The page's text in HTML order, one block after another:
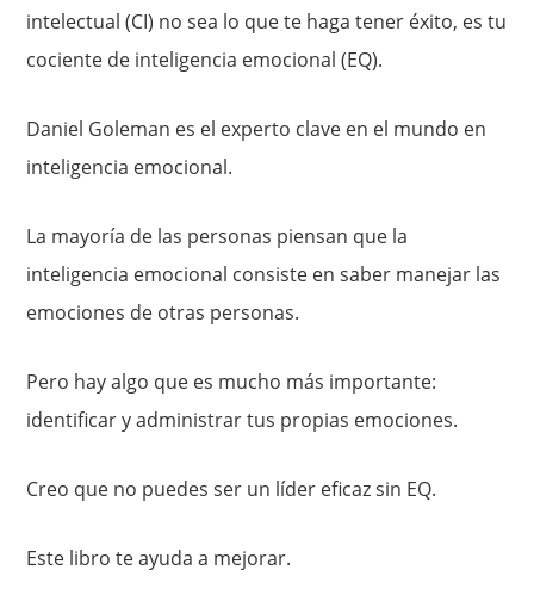
intelectual (CI) no sea lo que te haga tener éxito, es tu
cociente de inteligencia emocional (EQ).
Daniel Goleman es el experto clave en el mundo en
inteligencia emocional.
La mayoría de las personas piensan que la
inteligencia emocional consiste en saber manejar las
emociones de otras personas.
Pero hay algo que es mucho más importante:
identificar y administrar tus propias emociones.
Creo que no puedes ser un líder eficaz sin EQ.
Este libro te ayuda a mejorar.